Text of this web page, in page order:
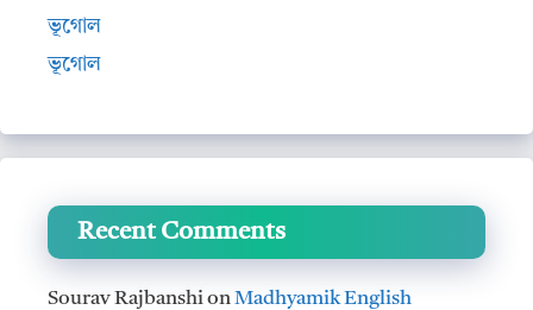
ভূগোল
ভূগোল
Recent Comments
Sourav RajbanshionMadhyamik English